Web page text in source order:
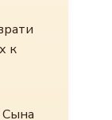
к
Сына